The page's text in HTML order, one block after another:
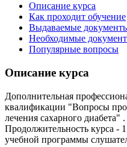
Описание курса
Как проходит обучение
Выдаваемые
Необходимые
Популярные вопросы
Описание курса
Дополнительная
квалификации "Вопросы
лечения сахарного
Продолжительность курса -
учебной программы